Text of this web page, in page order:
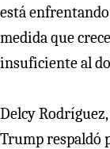
está
medida que
insuficiente al
Delcy
Trump respaldó